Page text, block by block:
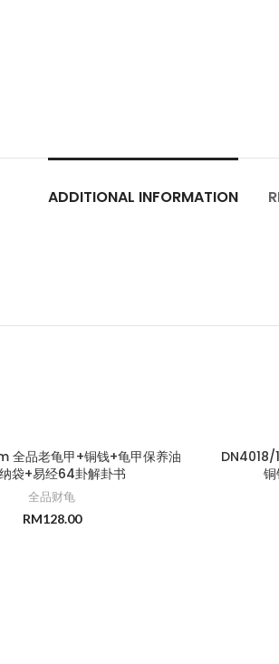
ADDITIONAL INFORMATION
全品老龟甲+铜钱+龟甲保养油
袋+易经64卦解卦书
全品财龟
RM128.00
DN4018/